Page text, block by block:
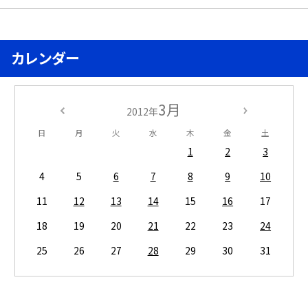
カレンダー
2012年3月
日 月 火 水 木 金 土
1 2
3
4
5 6 7 8 9
10
11
12 13 14 15 16
17
18
19 20 21 22 23
24
25
26 27 28 29 30 31